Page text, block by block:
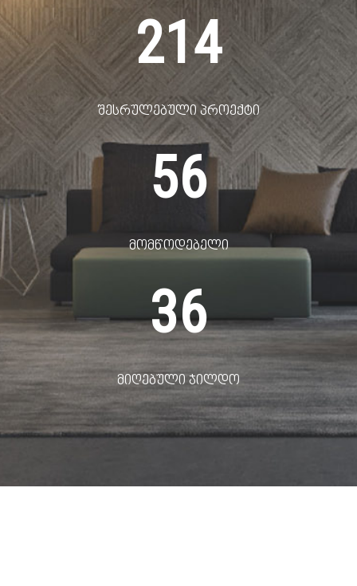
214
შესრულებული პროექტი
56
მომწოდებელი
36
მიღებული ჯილდო